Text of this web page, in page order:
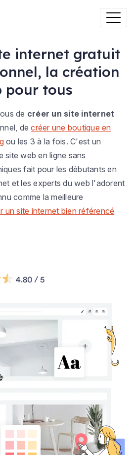
internet gratuit
la création
pour tous
de créer un site internet
decréer une boutique en
ou les 3 à la fois. C'est un
site web en ligne sans
fait pour les débutants en
et les experts du web l'adorent
comme la meilleure
un site internet bien référencé